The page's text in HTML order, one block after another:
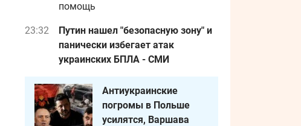
помощь
23:32
Путин нашел "безопасную зону" и
панически избегает атак
украинских БПЛА - СМИ
Антиукраинские
погромы в Польше
усилятся, Варшава